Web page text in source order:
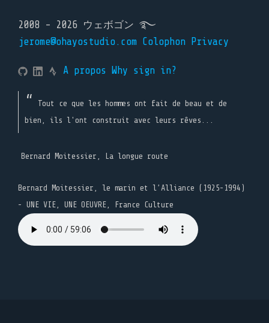
2008 - 2026 ウェボゴン ࿐
jerome@ohayostudio.com Colophon Privacy
A propos Why sign in?
Tout ce que les hommes ont fait de beau et de
bien, ils l'ont construit avec leurs rêves...
Bernard Moitessier, La longue route
Bernard Moitessier, le marin et l’Alliance (1925-1994)
- UNE VIE, UNE OEUVRE, France Culture